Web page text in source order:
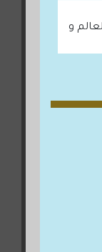
و